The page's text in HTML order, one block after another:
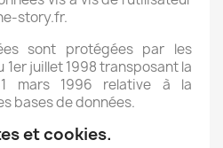
story.fr.
sont protégées par les
juillet 1998 transposant la
mars 1996 relative à la
bases de données.
et cookies.